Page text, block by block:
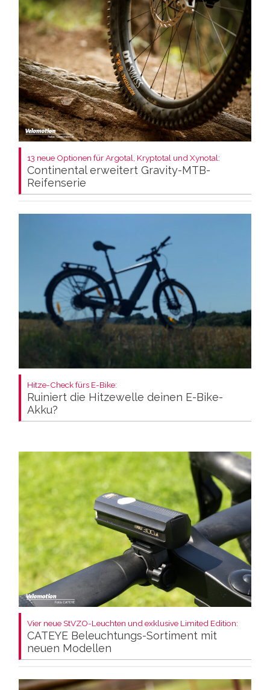
13 neue Optionen für Argotal, Kryptotal und Xynotal:
Continental erweitert Gravity-MTB-
Reifenserie
Hitze-Check fürs E-Bike:
Ruiniert die Hitzewelle deinen E-Bike-
Akku?
Vier neue StVZO-Leuchten und exklusive Limited Edition:
CATEYE Beleuchtungs-Sortiment mit
neuen Modellen